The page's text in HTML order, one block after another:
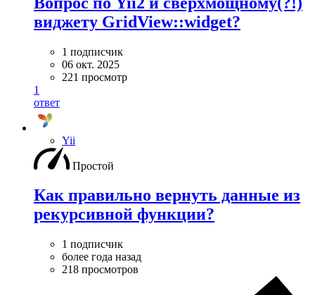
виджету GridView::widget?
1 подписчик
06 окт. 2025
221 просмотр
1
ответ
Yii
Простой
Как правильно вернуть данные из
рекурсивной функции?
1 подписчик
более года назад
218 просмотров